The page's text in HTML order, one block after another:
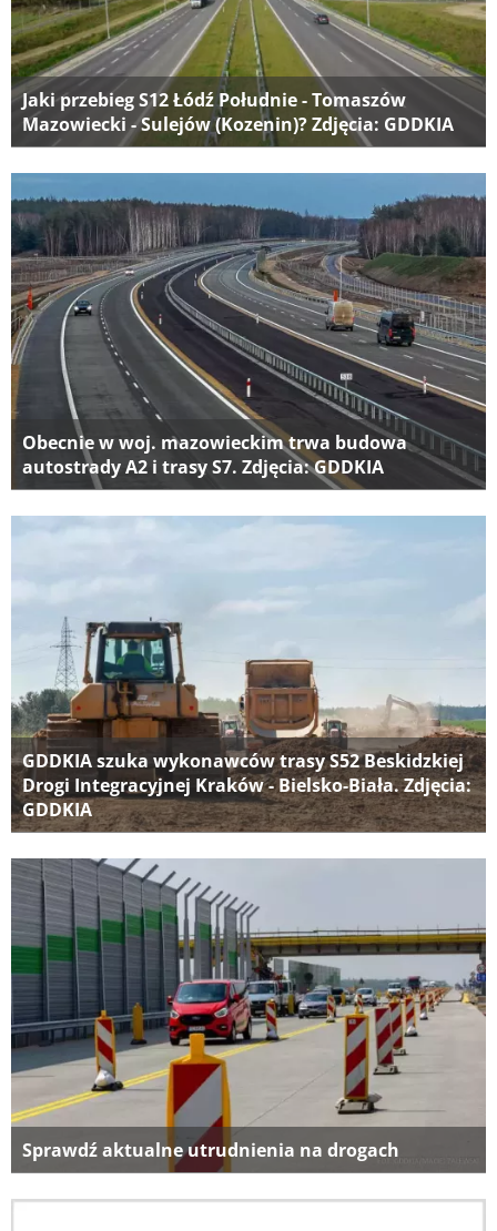
Jaki przebieg S12 Łódź Południe - Tomaszów
Mazowiecki - Sulejów (Kozenin)? Zdjęcia: GDDKIA
Obecnie w woj. mazowieckim trwa budowa
autostrady A2 i trasy S7. Zdjęcia: GDDKIA
GDDKIA szuka wykonawców trasy S52 Beskidzkiej
Drogi Integracyjnej Kraków - Bielsko-Biała. Zdjęcia:
GDDKIA
Sprawdź aktualne utrudnienia na drogach